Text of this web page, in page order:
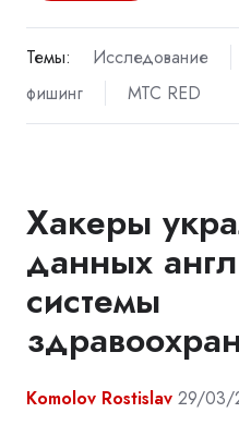
Темы: Исследование
фишинг
МТС RED
Хакеры
данных
системы
Komolov Rostislav 29/03/